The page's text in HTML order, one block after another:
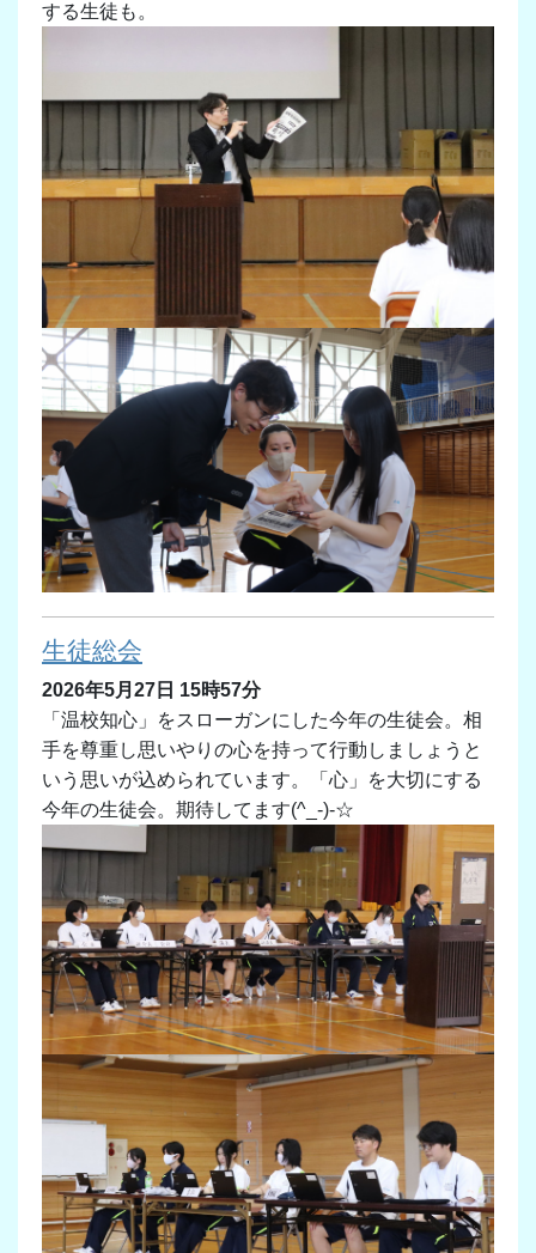
する生徒も。
生徒総会
2026年5月27日 15時57分
「温校知心」をスローガンにした今年の生徒会。相
手を尊重し思いやりの心を持って行動しましょうと
いう思いが込められています。「心」を大切にする
今年の生徒会。期待してます(^_-)-☆